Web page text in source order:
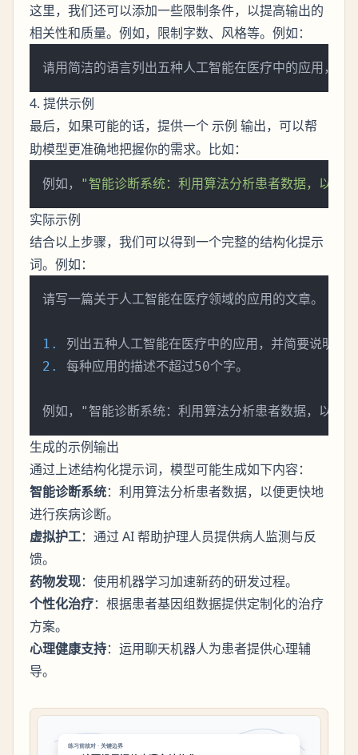
这里，我们还可以添加一些限制条件，以提高输出的
相关性和质量。例如，限制字数、风格等。例如：
4. 提供示例
最后，如果可能的话，提供一个 示例 输出，可以帮
助模型更准确地把握你的需求。比如：
例如， "智能诊断系统：利用算法分析患者数据，以便
实际示例
结合以上步骤，我们可以得到一个完整的结构化提示
词。例如：
请写一篇关于人工智能在医疗领域的应用的文章。
1.
2.
每种应用的描述不超过50个字。
生成的示例输出
通过上述结构化提示词，模型可能生成如下内容：
智能诊断系统：利用算法分析患者数据，以便更快地
进行疾病诊断。
虚拟护工：通过 AI 帮助护理人员提供病人监测与反
馈。
药物发现：使用机器学习加速新药的研发过程。
个性化治疗：根据患者基因组数据提供定制化的治疗
方案。
心理健康支持：运用聊天机器人为患者提供心理辅
导。